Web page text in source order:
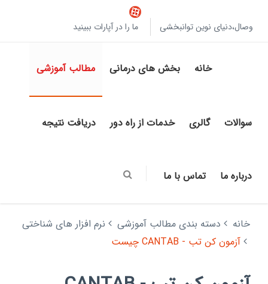
وصال،دنیای نوین توانبخشی ما را در آپارات ببینید
خانه بخش های درمانی مطالب آموزشی
سوالات گالری خدمات از راه دور دریافت نتیجه
درباره ما تماس با ما
خانه دسته بندی مطالب آموزشی
نرم افزار های شناختی
آزمون کن تب - CANTAB چیست